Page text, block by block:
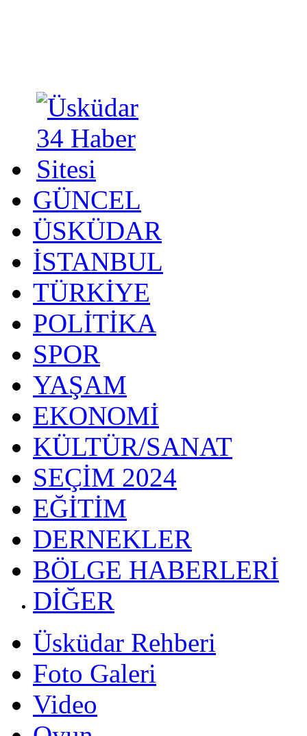
GÜNCEL
ÜSKÜDAR
İSTANBUL
TÜRKİYE
POLİTİKA
SPOR
YAŞAM
EKONOMİ
KÜLTÜR/SANAT
SEÇİM 2024
EĞİTİM
DERNEKLER
BÖLGE HABERLERİ
DİĞER
Üsküdar Rehberi
Foto Galeri
Video